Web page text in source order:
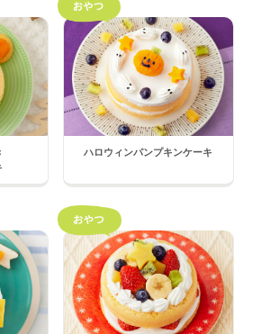
ハロウィンパンプキンケーキ